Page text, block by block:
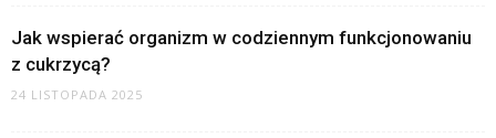
Jak wspierać organizm w codziennym funkcjonowaniu
z cukrzycą?
24 LISTOPADA 2025